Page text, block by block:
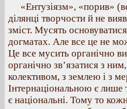
«Ентузіязм», «порив»
ділянці творчости й не
зміст. Мусять
догматах. Але все це не
Це все мусить органічно
органічно зв’язатися з
колективом, з землею і з
Інтернаціональною є лише
є національні. Тому то